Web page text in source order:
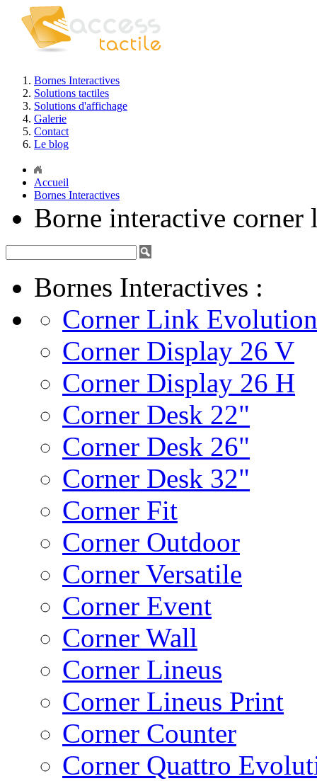
Bornes Interactives
Solutions tactiles
Solutions d'affichage
Galerie
Contact
Le blog
Accueil
Bornes Interactives
Borne interactive corner
Bornes Interactives :
Corner Link Evolution
Corner Display 26 V
Corner Display 26 H
Corner Desk 22"
Corner Desk 26"
Corner Desk 32"
Corner Fit
Corner Outdoor
Corner Versatile
Corner Event
Corner Wall
Corner Lineus
Corner Lineus Print
Corner Counter
Corner Quattro